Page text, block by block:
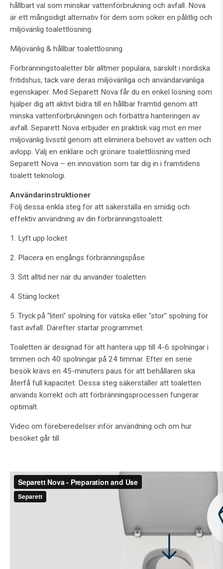
hållbart val som minskar vattenförbrukning och avfall. Nova
är ett mångsidigt alternativ för dem som söker en pålitlig och
miljövänlig toalettlösning.
Miljövänlig & hållbar toalettlösning
Förbränningstoaletter blir alltmer populära, särskilt i nordiska
fritidshus, tack vare deras miljövänliga och användarvänliga
egenskaper. Med Separett Nova får du en enkel lösning som
hjälper dig att aktivt bidra till en hållbar framtid genom att
minska vattenförbrukningen och förbättra hanteringen av
avfall. Separett Nova erbjuder en praktisk väg mot en mer
miljövänlig livsstil genom att eliminera behovet av vatten och
avlopp. Välj en enklare och grönare toalettlösning med
Separett Nova – en innovation som tar dig in i framtidens
toalett teknologi.
Användarinstruktioner
Följ dessa enkla steg för att säkerställa en smidig och
effektiv användning av din förbränningstoalett:
1. Lyft upp locket
2. Placera en engångs förbränningspåse
3. Sitt alltid ner när du använder toaletten
4. Stäng locket
5. Tryck på "liten" spolning för vätska eller "stor" spolning för
fast avfall. Därefter startar programmet.
Toaletten är designad för att hantera upp till 4-6 spolningar i
timmen och 40 spolningar på 24 timmar. Efter en serie
besök krävs en 45-minuters paus för att behållaren ska
återfå full kapacitet. Dessa steg säkerställer att toaletten
används korrekt och att förbränningsprocessen fungerar
optimalt.
Video om föreberedelser inför användning och om hur
besöket går till